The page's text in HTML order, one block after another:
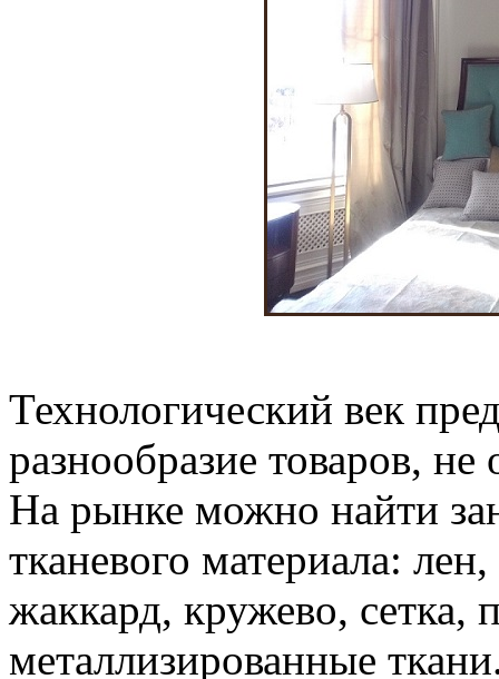
Технологический век
разнообразие товаров,
На рынке можно найти
тканевого материала:
жаккард, кружево, сетка,
металлизированные